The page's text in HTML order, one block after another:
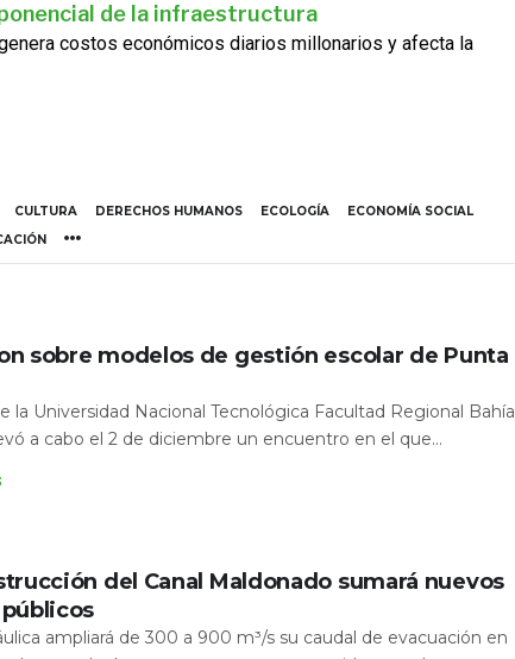
de la infraestructura
costos económicos diarios millonarios y afecta la
CULTURA DERECHOS HUMANOS ECOLOGÍA
ECONOMÍA SOCIAL
sobre modelos de gestión escolar de Punta
la Universidad Nacional Tecnológica Facultad Regional Bahía
a cabo el 2 de diciembre un encuentro en el que...
del Canal Maldonado sumará nuevos
ampliará de 300 a 900 m³/s su caudal de evacuación en